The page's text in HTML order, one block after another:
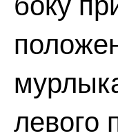
левого